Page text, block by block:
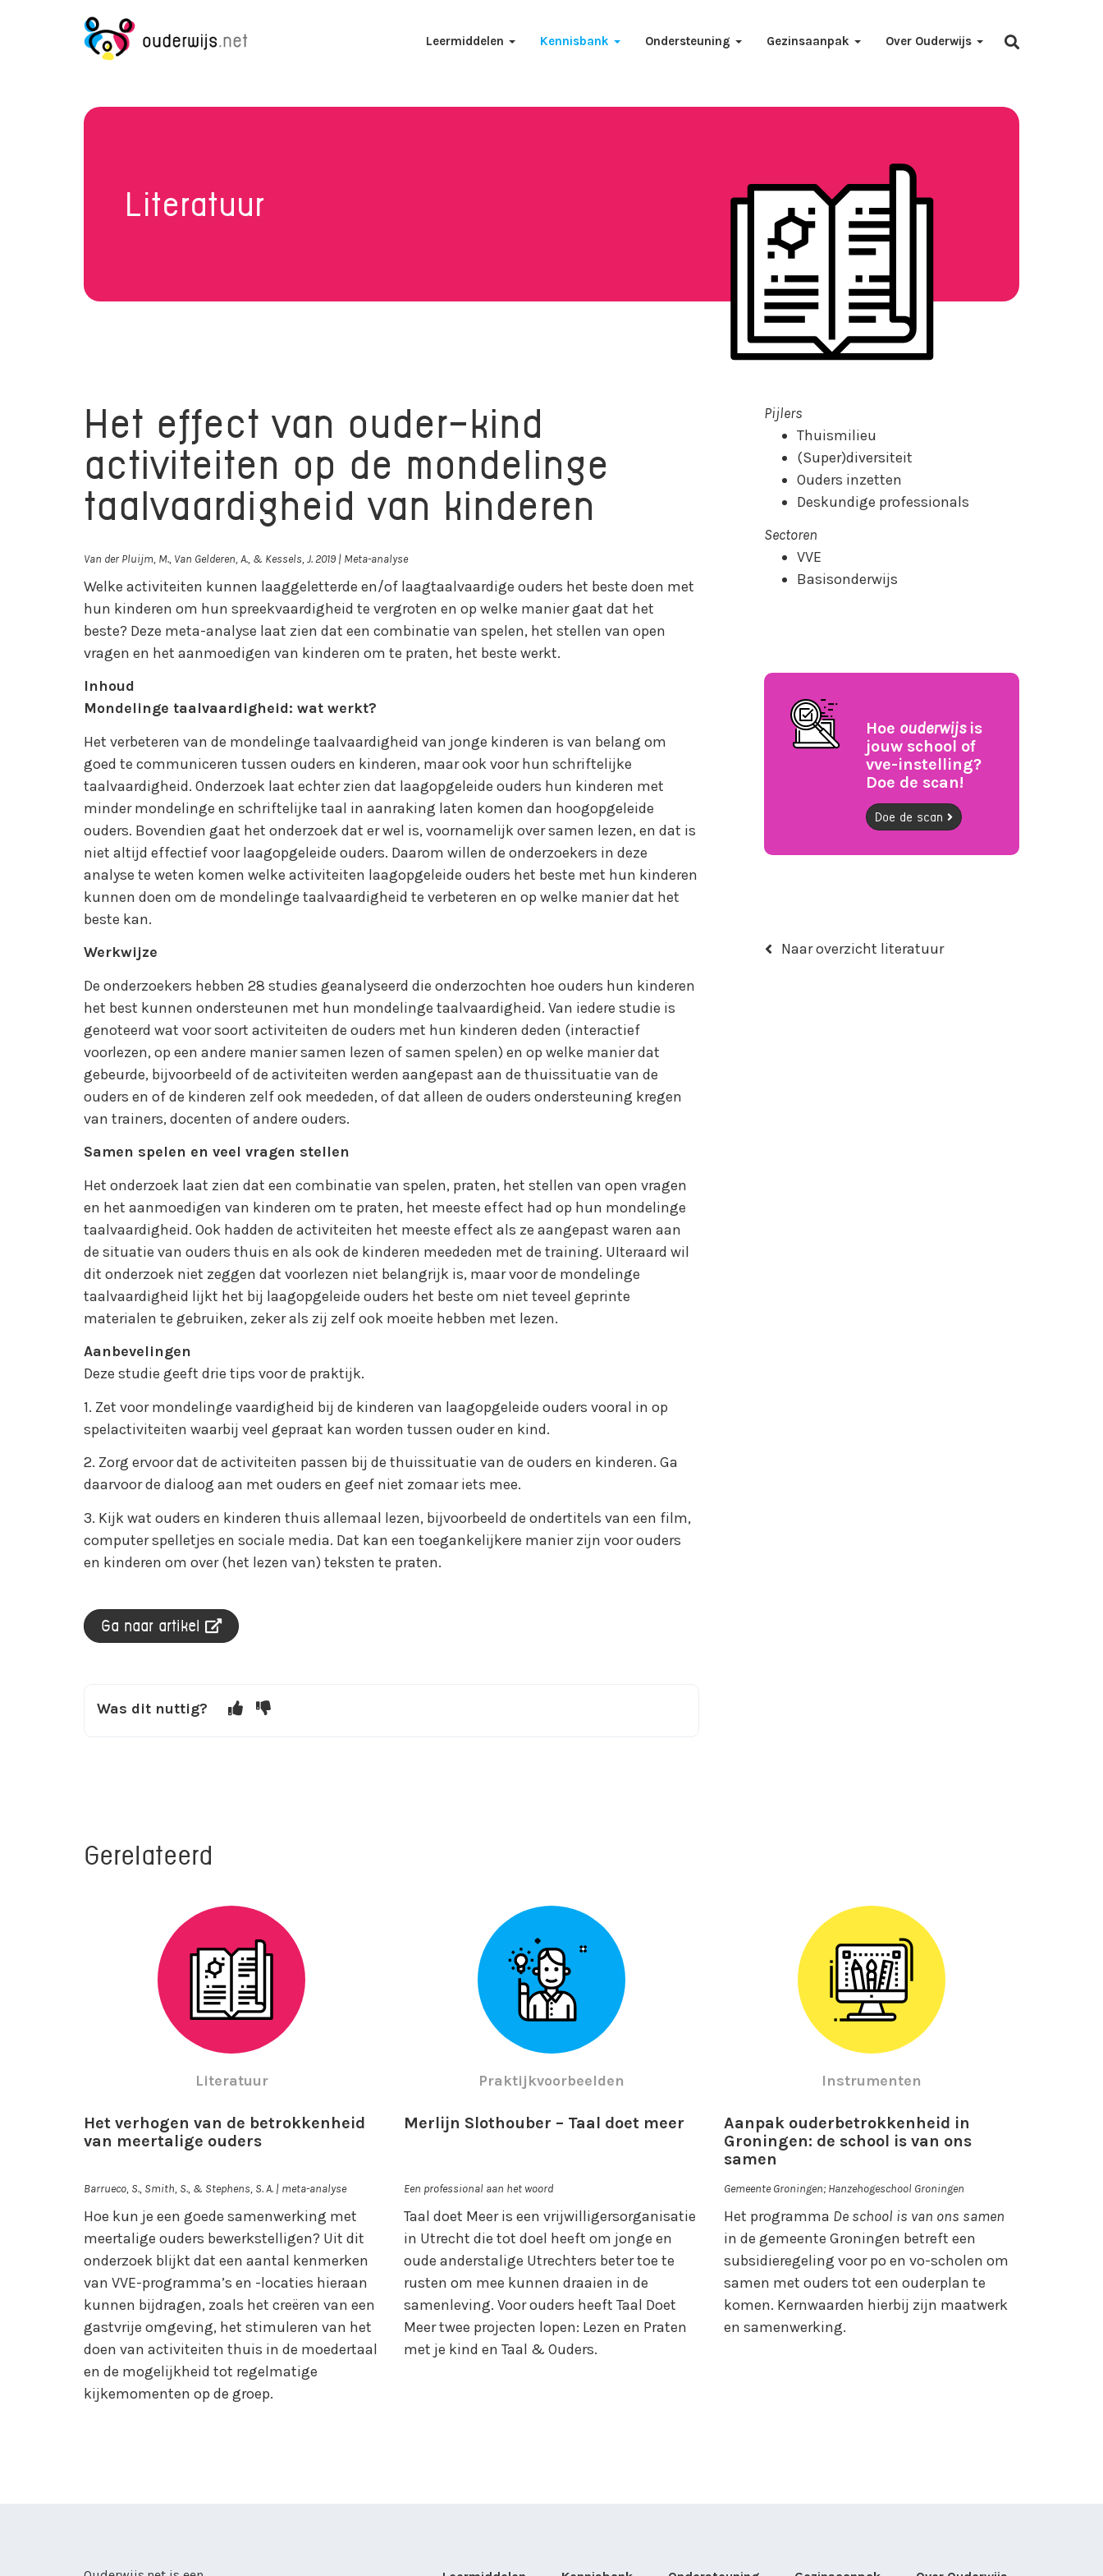
Leermiddelen Kennisbank Ondersteuning Gezinsaanpak Over Ouderwijs
Literatuur
Het effect van ouder-kind
activiteiten op de mondelinge
taalvaardigheid van kinderen
Van der Pluijm, M., Van Gelderen, A., & Kessels, J. 2019 | Meta-analyse
Welke activiteiten kunnen laaggeletterde en/of laagtaalvaardige ouders het beste doen met
hun kinderen om hun spreekvaardigheid te vergroten en op welke manier gaat dat het
beste? Deze meta-analyse laat zien dat een combinatie van spelen, het stellen van open
vragen en het aanmoedigen van kinderen om te praten, het beste werkt.
Inhoud
Mondelinge taalvaardigheid: wat werkt?
Het verbeteren van de mondelinge taalvaardigheid van jonge kinderen is van belang om
goed te communiceren tussen ouders en kinderen, maar ook voor hun schriftelijke
taalvaardigheid. Onderzoek laat echter zien dat laagopgeleide ouders hun kinderen met
minder mondelinge en schriftelijke taal in aanraking laten komen dan hoogopgeleide
ouders. Bovendien gaat het onderzoek dat er wel is, voornamelijk over samen lezen, en dat is
niet altijd effectief voor laagopgeleide ouders. Daarom willen de onderzoekers in deze
analyse te weten komen welke activiteiten laagopgeleide ouders het beste met hun kinderen
kunnen doen om de mondelinge taalvaardigheid te verbeteren en op welke manier dat het
beste kan.
Werkwijze
De onderzoekers hebben 28 studies geanalyseerd die onderzochten hoe ouders hun kinderen
het best kunnen ondersteunen met hun mondelinge taalvaardigheid. Van iedere studie is
genoteerd wat voor soort activiteiten de ouders met hun kinderen deden (interactief
voorlezen, op een andere manier samen lezen of samen spelen) en op welke manier dat
gebeurde, bijvoorbeeld of de activiteiten werden aangepast aan de thuissituatie van de
ouders en of de kinderen zelf ook meededen, of dat alleen de ouders ondersteuning kregen
van trainers, docenten of andere ouders.
Samen spelen en veel vragen stellen
Het onderzoek laat zien dat een combinatie van spelen, praten, het stellen van open vragen
en het aanmoedigen van kinderen om te praten, het meeste effect had op hun mondelinge
taalvaardigheid. Ook hadden de activiteiten het meeste effect als ze aangepast waren aan
de situatie van ouders thuis en als ook de kinderen meededen met de training. UIteraard wil
dit onderzoek niet zeggen dat voorlezen niet belangrijk is, maar voor de mondelinge
taalvaardigheid lijkt het bij laagopgeleide ouders het beste om niet teveel geprinte
materialen te gebruiken, zeker als zij zelf ook moeite hebben met lezen.
Aanbevelingen
Deze studie geeft drie tips voor de praktijk.
1. Zet voor mondelinge vaardigheid bij de kinderen van laagopgeleide ouders vooral in op
spelactiviteiten waarbij veel gepraat kan worden tussen ouder en kind.
2. Zorg ervoor dat de activiteiten passen bij de thuissituatie van de ouders en kinderen. Ga
daarvoor de dialoog aan met ouders en geef niet zomaar iets mee.
3. Kijk wat ouders en kinderen thuis allemaal lezen, bijvoorbeeld de ondertitels van een film,
computer spelletjes en sociale media. Dat kan een toegankelijkere manier zijn voor ouders
en kinderen om over (het lezen van) teksten te praten.
Ga naar artikel
Was dit nuttig?
Pijlers
Thuismilieu
(Super)diversiteit
Ouders inzetten
Deskundige professionals
Sectoren
VVE
Basisonderwijs
Hoe ouderwijs is
jouw school of
vve-instelling?
Doe de scan!
Doe de scan
Naar overzicht literatuur
Gerelateerd
Literatuur
Het verhogen van de betrokkenheid
van meertalige ouders
Barrueco, S., Smith, S., & Stephens, S. A. | meta-analyse
Hoe kun je een goede samenwerking met
meertalige ouders bewerkstelligen? Uit dit
onderzoek blijkt dat een aantal kenmerken
van VVE-programma’s en -locaties hieraan
kunnen bijdragen, zoals het creëren van een
gastvrije omgeving, het stimuleren van het
doen van activiteiten thuis in de moedertaal
en de mogelijkheid tot regelmatige
kijkemomenten op de groep.
Praktijkvoorbeelden
Merlijn Slothouber – Taal doet meer
Een professional aan het woord
Taal doet Meer is een vrijwilligersorganisatie
in Utrecht die tot doel heeft om jonge en
oude anderstalige Utrechters beter toe te
rusten om mee kunnen draaien in de
samenleving. Voor ouders heeft Taal Doet
Meer twee projecten lopen: Lezen en Praten
met je kind en Taal & Ouders.
Instrumenten
Aanpak ouderbetrokkenheid in
Groningen: de school is van ons
samen
Gemeente Groningen; Hanzehogeschool Groningen
Het programma De school is van ons samen
in de gemeente Groningen betreft een
subsidieregeling voor po en vo-scholen om
samen met ouders tot een ouderplan te
komen. Kernwaarden hierbij zijn maatwerk
en samenwerking.